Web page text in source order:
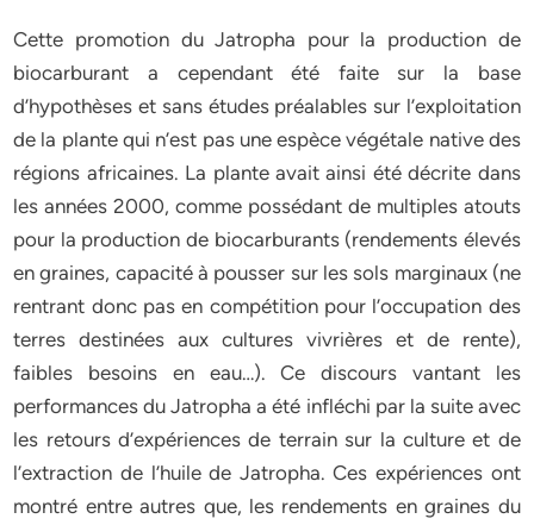
Cette promotion du Jatropha pour la production de
biocarburant a cependant été faite sur la base
d’hypothèses et sans études préalables sur l’exploitation
de la plante qui n’est pas une espèce végétale native des
régions africaines. La plante avait ainsi été décrite dans
les années 2000, comme possédant de multiples atouts
pour la production de biocarburants (rendements élevés
en graines, capacité à pousser sur les sols marginaux (ne
rentrant donc pas en compétition pour l’occupation des
terres destinées aux cultures vivrières et de rente),
faibles besoins en eau…). Ce discours vantant les
performances du Jatropha a été infléchi par la suite avec
les retours d’expériences de terrain sur la culture et de
l’extraction de l’huile de Jatropha. Ces expériences ont
montré entre autres que, les rendements en graines du